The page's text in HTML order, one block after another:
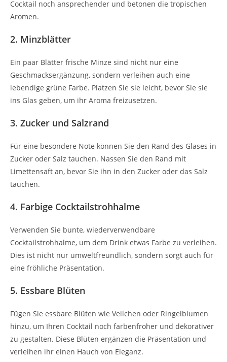
Cocktail noch ansprechender und betonen die tropischen
Aromen.
2. Minzblätter
Ein paar Blätter frische Minze sind nicht nur eine
Geschmacksergänzung, sondern verleihen auch eine
lebendige grüne Farbe. Platzen Sie sie leicht, bevor Sie sie
ins Glas geben, um ihr Aroma freizusetzen.
3. Zucker und Salzrand
Für eine besondere Note können Sie den Rand des Glases in
Zucker oder Salz tauchen. Nassen Sie den Rand mit
Limettensaft an, bevor Sie ihn in den Zucker oder das Salz
tauchen.
4. Farbige Cocktailstrohhalme
Verwenden Sie bunte, wiederverwendbare
Cocktailstrohhalme, um dem Drink etwas Farbe zu verleihen.
Dies ist nicht nur umweltfreundlich, sondern sorgt auch für
eine fröhliche Präsentation.
5. Essbare Blüten
Fügen Sie essbare Blüten wie Veilchen oder Ringelblumen
hinzu, um Ihren Cocktail noch farbenfroher und dekorativer
zu gestalten. Diese Blüten ergänzen die Präsentation und
verleihen ihr einen Hauch von Eleganz.